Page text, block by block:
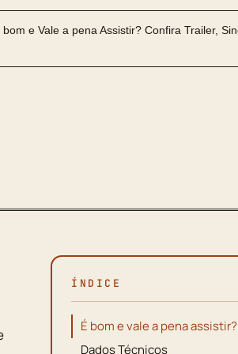
ÍNDICE
É bom e vale a pena assistir?
Dados Técnicos